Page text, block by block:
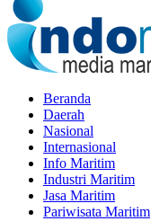
Beranda
Daerah
Nasional
Internasional
Info Maritim
Industri Maritim
Jasa Maritim
Pariwisata Maritim